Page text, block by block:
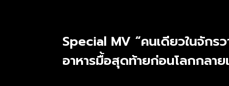
Special MV “คนเดียวในจักร
อาหารมื้อสุดท้ายก่อนโลกกลา